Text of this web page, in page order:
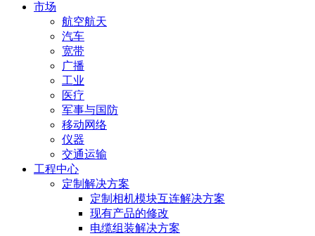
市场
航空航天
汽车
宽带
广播
工业
医疗
军事与国防
移动网络
仪器
交通运输
工程中心
定制解决方案
定制相机模块互连解决方案
现有产品的修改
电缆组装解决方案